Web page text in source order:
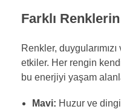
Farklı
Renkler,
etkiler. Her rengin
bu enerjiyi yaşam
Mavi: Huzur ve